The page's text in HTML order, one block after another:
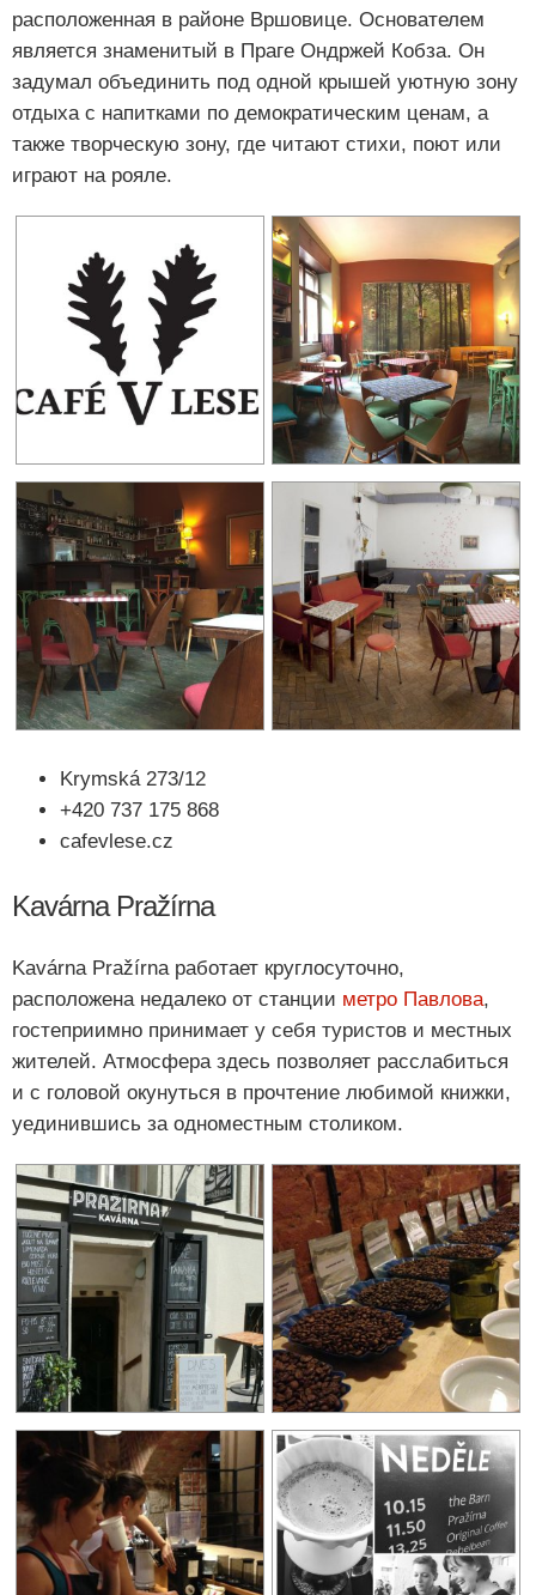
расположенная в районе Вршовице. Основателем
является знаменитый в Праге Ондржей Кобза. Он
задумал объединить под одной крышей уютную зону
отдыха с напитками по демократическим ценам, а
также творческую зону, где читают стихи, поют или
играют на рояле.
Krymská 273/12
+420 737 175 868
cafevlese.cz
Kavárna Pražírna
Kavárna Pražírna работает круглосуточно,
расположена недалеко от станции метро Павлова,
гостеприимно принимает у себя туристов и местных
жителей. Атмосфера здесь позволяет расслабиться
и с головой окунуться в прочтение любимой книжки,
уединившись за одноместным столиком.